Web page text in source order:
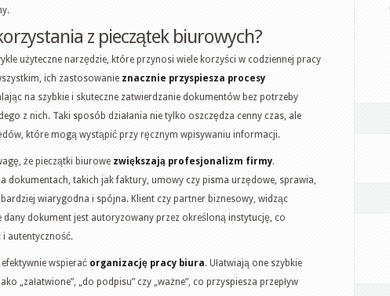
z pieczątek biurowych?
użyteczne narzędzie, które przynosi wiele korzyści w codziennej pracy
ich zastosowanie znacznie przyspiesza procesy
na szybkie i skuteczne zatwierdzanie dokumentów bez potrzeby
z nich. Taki sposób działania nie tylko oszczędza cenny czas, ale
które mogą wystąpić przy ręcznym wpisywaniu informacji.
że pieczątki biurowe zwiększają profesjonalizm firmy.
dokumentach, takich jak faktury, umowy czy pisma urzędowe, sprawia,
wiarygodna i spójna. Klient czy partner biznesowy, widząc
dany dokument jest autoryzowany przez określoną instytucję, co
autentyczność.
wspierać organizację pracy biura. Ułatwiają one szybkie
„załatwione”, „do podpisu” czy „ważne”, co przyspiesza przepływ